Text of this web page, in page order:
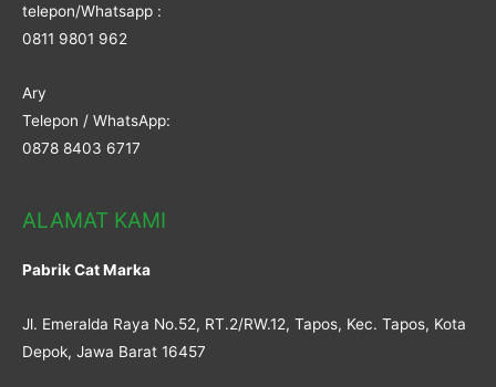
telepon/Whatsapp :
0811 9801 962
Ary
Telepon / WhatsApp:
0878 8403 6717
ALAMAT KAMI
Pabrik Cat Marka
Jl. Emeralda Raya No.52, RT.2/RW.12, Tapos, Kec. Tapos, Kota
Depok, Jawa Barat 16457